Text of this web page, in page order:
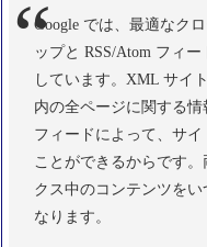
Google では、最適なク
ップと RSS/Atom フィ
しています。XML サイ
内の全ページに関する
フィードによって、サ
ことができるからです
クス中のコンテンツを
なります。